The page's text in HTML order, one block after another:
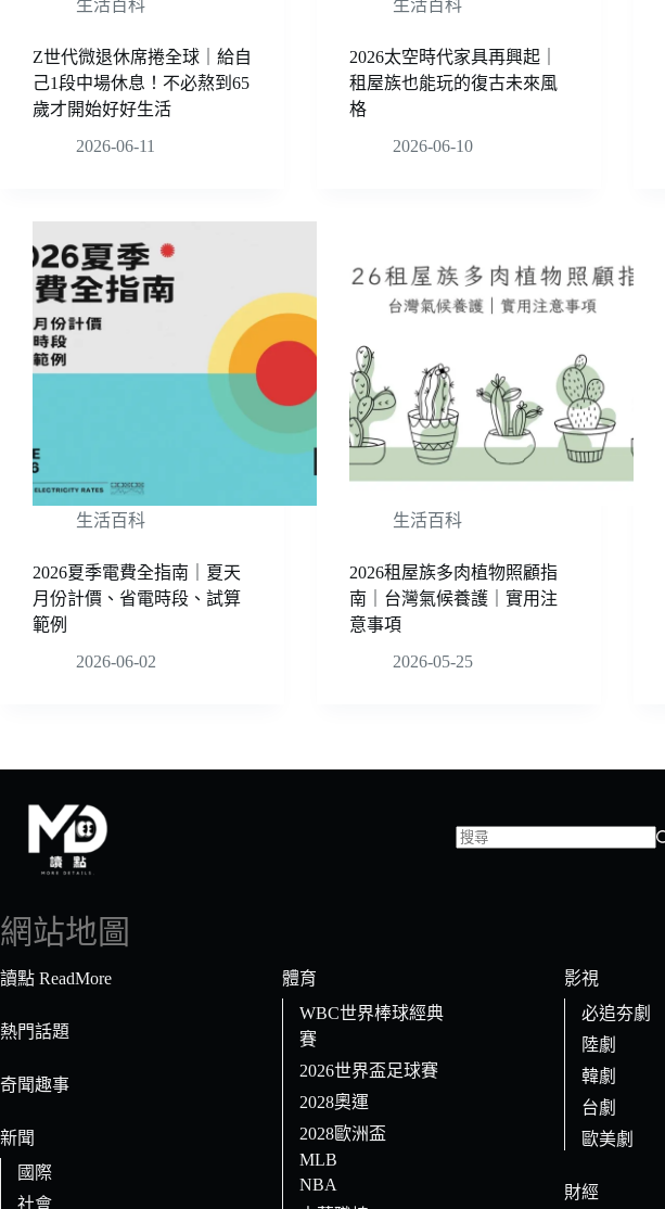
生活百科
Z世代微退休席捲全球｜給自
己1段中場休息！不必熬到65
歲才開始好好生活
2026-06-11
生活百科
2026太空時代家具再興起｜
租屋族也能玩的復古未來風
格
2026-06-10
生活百科
2026夏季電費全指南｜夏天
月份計價、省電時段、試算
範例
2026-06-02
生活百科
2026租屋族多肉植物照顧指
南｜台灣氣候養護｜實用注
意事項
2026-05-25
網站地圖
讀點 ReadMore
熱門話題
奇聞趣事
新聞
國際
社會
體育
WBC世界棒球經典
賽
2026世界盃足球賽
2028奧運
2028歐洲盃
MLB
NBA
影視
必追夯劇
陸劇
韓劇
台劇
歐美劇
財經